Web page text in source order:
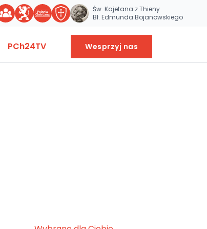
Św. Kajetana z Thieny
Bł. Edmunda Bojanowskiego
PCh24TV Wesprzyj nas